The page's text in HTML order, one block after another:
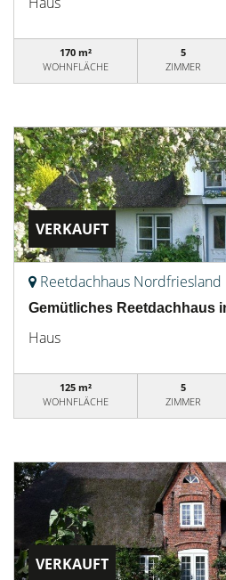
170 m²
WOHNFLÄCHE
5
ZIMMER
VERKAUFT
Reetdachhaus Nordfriesland
Gemütliches Reetdachhaus
Haus
125 m²
WOHNFLÄCHE
5
ZIMMER
VERKAUFT